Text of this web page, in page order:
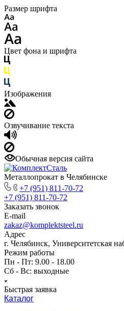
Размер шрифта
Цвет фона и шрифта
Изображения
Озвучивание текста
Обычная версия сайта
Металлопрокат в Челябинске
+7 (951) 811-70-72
+7 (951) 811-70-72
Заказать звонок
E-mail
zakaz@komplektsteel.ru
Адрес
г. Челябинск, Университетская
Режим работы
Пн - Пт: 9.00 - 18.00
Сб - Вс: выходные
Быстрая заявка
Каталог